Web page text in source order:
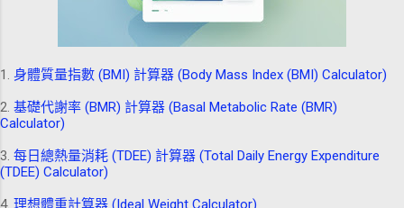
1. 身體質量指數 (BMI) 計算器 (Body Mass Index (BMI) Calculator)
2. 基礎代謝率 (BMR) 計算器 (Basal Metabolic Rate (BMR)
Calculator)
3. 每日總熱量消耗 (TDEE) 計算器 (Total Daily Energy Expenditure
(TDEE) Calculator)
4. 理想體重計算器 (Ideal Weight Calculator)